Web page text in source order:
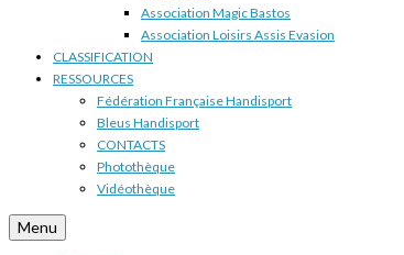
Association Magic Bastos
Association Loisirs Assis Evasion
CLASSIFICATION
RESSOURCES
Fédération Française Handisport
Bleus Handisport
CONTACTS
Photothèque
Vidéothèque
Menu